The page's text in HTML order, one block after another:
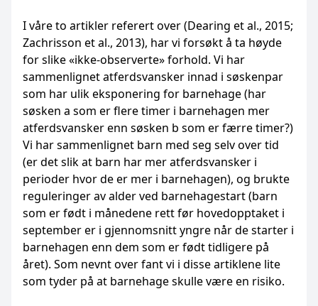
I våre to artikler referert over (Dearing et al., 2015;
Zachrisson et al., 2013), har vi forsøkt å ta høyde
for slike «ikke-observerte» forhold. Vi har
sammenlignet atferdsvansker innad i søskenpar
som har ulik eksponering for barnehage (har
søsken a som er flere timer i barnehagen mer
atferdsvansker enn søsken b som er færre timer?)
Vi har sammenlignet barn med seg selv over tid
(er det slik at barn har mer atferdsvansker i
perioder hvor de er mer i barnehagen), og brukte
reguleringer av alder ved barnehagestart (barn
som er født i månedene rett før hovedopptaket i
september er i gjennomsnitt yngre når de starter i
barnehagen enn dem som er født tidligere på
året). Som nevnt over fant vi i disse artiklene lite
som tyder på at barnehage skulle være en risiko.